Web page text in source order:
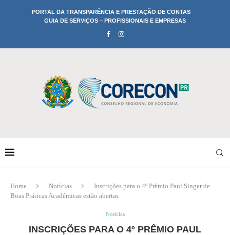
PORTAL DA TRANSPARÊNCIA E PRESTAÇÃO DE CONTAS
GUIA DE SERVIÇOS – PROFISSIONAIS E EMPRESAS
Home Notícias
Inscrições para o 4º Prêmio Paul Singer de
Boas Práticas Acadêmicas estão abertas
Notícias
INSCRIÇÕES PARA O 4º PRÊMIO PAUL